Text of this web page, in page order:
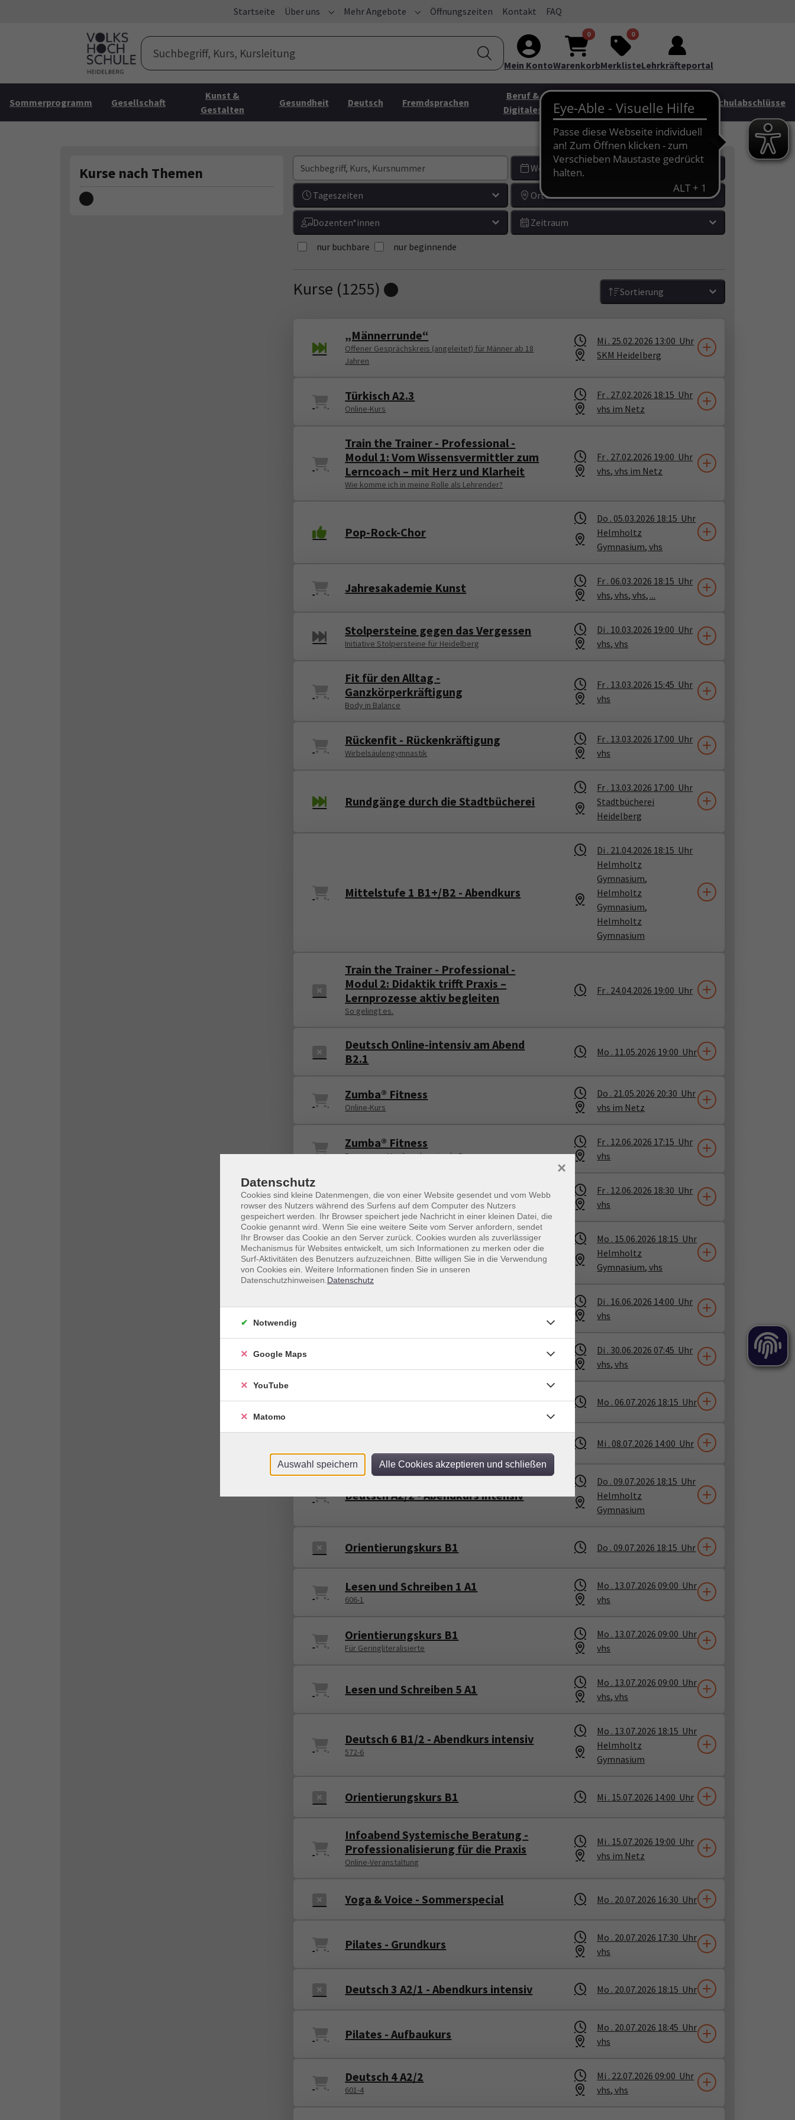
Startseite Über uns Submenu for "Über uns"
Mehr Angebote Submenu for "Mehr Angebote"
Öffnungszeiten Kontakt FAQ
Mein Konto
0
Warenkorb
0
MerklisteLehrkräfteportal
Sommerprogramm Gesellschaft
Kunst &
Gestalten
Gesundheit Deutsch Fremdsprachen
Beruf &
Digitales
Junge vhs &
Familie
HAG Schulabschlüsse
Kurse nach Themen
Loading...
Wochentage
Tageszeiten Orte
Dozenten*innen Zeitraum
nur buchbare nur beginnende
Kurse (1255) Loading... Sortierung
„Männerrunde“
Offener Gesprächskreis (angeleitet) für Männer ab 18
Jahren
Mi . 25.02.2026 13:00 Uhr
SKM Heidelberg
Türkisch A2.3
Online-Kurs
Fr . 27.02.2026 18:15 Uhr
vhs im Netz
Train the Trainer - Professional -
Modul 1: Vom Wissensvermittler zum
Lerncoach – mit Herz und Klarheit
Wie komme ich in meine Rolle als Lehrender?
Fr . 27.02.2026 19:00 Uhr
vhs​,vhs im Netz
Pop-Rock-Chor
Do . 05.03.2026 18:15 Uhr
Helmholtz
Gymnasium​,vhs
Jahresakademie Kunst Fr . 06.03.2026 18:15 Uhr
vhs​,vhs​,vhs​, ...
Stolpersteine gegen das Vergessen
Initiative Stolpersteine für Heidelberg
Di . 10.03.2026 19:00 Uhr
vhs​,vhs
Fit für den Alltag -
Ganzkörperkräftigung
Body in Balance
Fr . 13.03.2026 15:45 Uhr
vhs
Rückenfit - Rückenkräftigung
Wirbelsäulengymnastik
Fr . 13.03.2026 17:00 Uhr
vhs
Rundgänge durch die Stadtbücherei
Fr . 13.03.2026 17:00 Uhr
Stadtbücherei
Heidelberg
Mittelstufe 1 B1+/B2 - Abendkurs
Di . 21.04.2026 18:15 Uhr
Helmholtz
Gymnasium​,
Helmholtz
Gymnasium​,
Helmholtz
Gymnasium
Train the Trainer - Professional -
Modul 2: Didaktik trifft Praxis –
Lernprozesse aktiv begleiten
So gelingt es.
Fr . 24.04.2026 19:00 Uhr
Deutsch Online-intensiv am Abend
B2.1
Mo . 11.05.2026 19:00 Uhr
Zumba® Fitness
Online-Kurs
Do . 21.05.2026 20:30 Uhr
vhs im Netz
Zumba® Fitness
Bewegung, Musik und maximale Power
Fr . 12.06.2026 17:15 Uhr
vhs
Zumba® Fitness
Bewegung, Musik und maximale Power
Fr . 12.06.2026 18:30 Uhr
vhs
Deutsch 4 A2/2 - Abendkurs intensiv
Mo . 15.06.2026 18:15 Uhr
Helmholtz
Gymnasium​,vhs
Prüfungstraining telc B1 Di . 16.06.2026 14:00 Uhr
vhs
Di . 30.06.2026 07:45 Uhr
vhs​,vhs
Deutsch 2 A1/2 - Abendkurs intensiv Mo . 06.07.2026 18:15 Uhr
Mi . 08.07.2026 14:00 Uhr
Deutsch A2/2 - Abendkurs intensiv
Do . 09.07.2026 18:15 Uhr
Helmholtz
Gymnasium
Orientierungskurs B1 Do . 09.07.2026 18:15 Uhr
Lesen und Schreiben 1 A1
606-1
Mo . 13.07.2026 09:00 Uhr
vhs
Orientierungskurs B1
Für Geringliteralisierte
Mo . 13.07.2026 09:00 Uhr
vhs
Lesen und Schreiben 5 A1 Mo . 13.07.2026 09:00 Uhr
vhs​,vhs
Deutsch 6 B1/2 - Abendkurs intensiv
572-6
Mo . 13.07.2026 18:15 Uhr
Helmholtz
Gymnasium
Orientierungskurs B1 Mi . 15.07.2026 14:00 Uhr
Infoabend Systemische Beratung -
Professionalisierung für die Praxis
Online-Veranstaltung
Mi . 15.07.2026 19:00 Uhr
vhs im Netz
Yoga & Voice - Sommerspecial Mo . 20.07.2026 16:30 Uhr
Pilates - Grundkurs Mo . 20.07.2026 17:30 Uhr
vhs
Deutsch 3 A2/1 - Abendkurs intensiv Mo . 20.07.2026 18:15 Uhr
Pilates - Aufbaukurs Mo . 20.07.2026 18:45 Uhr
vhs
Deutsch 4 A2/2
601-4
Mi . 22.07.2026 09:00 Uhr
vhs​,vhs
Datenschutz
Cookies sind kleine Datenmengen, die von einer Website gesendet und vom Webb
rowser des Nutzers während des Surfens auf dem Computer des Nutzers
gespeichert werden. Ihr Browser speichert jede Nachricht in einer kleinen Datei, die
Cookie genannt wird. Wenn Sie eine weitere Seite vom Server anfordern, sendet
Ihr Browser das Cookie an den Server zurück. Cookies wurden als zuverlässiger
Mechanismus für Websites entwickelt, um sich Informationen zu merken oder die
Surf-Aktivitäten des Benutzers aufzuzeichnen. Bitte willigen Sie in die Verwendung
von Cookies ein. Weitere Informationen finden Sie in unseren
Datenschutzhinweisen. Datenschutz
×
Notwendig
Google Maps
YouTube
Matomo
Auswahl speichern Alle Cookies akzeptieren und schließen